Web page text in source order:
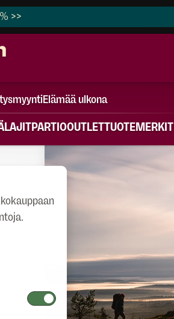
>>
Elämää ulkona
PARTIOOUTLETTUOTEMERKIT